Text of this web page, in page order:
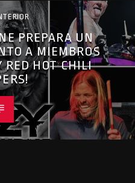
PREPARA UN
A MIEMBROS
RED HOT CHILI